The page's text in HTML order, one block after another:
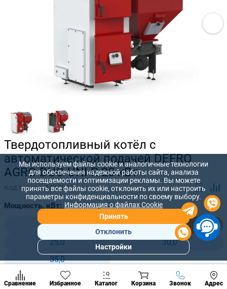
Твердотопливный котёл с
автоматической подачей DEFRO
AGRO DUO UNI R 20 кВт
Код товара:1417033
Мощность, кВт:
15,0
20,0
25,0
30,0
35,0
Сравнение Избранное Каталог Корзина Звонок Адрес
Позвонить
разделы
Мы используем файлы cookie и аналогичные технологии
для обеспечения надежной работы сайта, анализа
посещаемости и оптимизации рекламы. Вы можете
принять все файлы cookie, отклонить их или настроить
параметры конфиденциальности по своему выбору.
Информация о файлах Cookie
Принять
Отклонить
Настройки